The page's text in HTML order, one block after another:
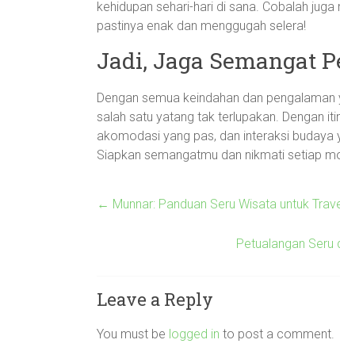
kehidupan sehari-hari di sana. Cobalah
pastinya enak dan menggugah selera!
Jadi, Jaga Semangat
Dengan semua keindahan dan
salah satu yatang tak terlupakan. Dengan
akomodasi yang pas, dan interaksi budaya
Siapkan semangatmu dan nikmati setiap
← Munnar: Panduan Seru Wisata untuk
Petualangan Seru
Leave a Reply
You must be logged in to post a comment.